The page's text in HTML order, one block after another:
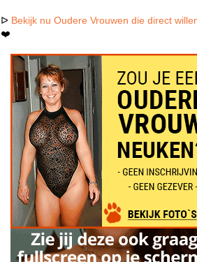
ᐅ Bekijk nu Oudere Vrouwen die direct
❤️